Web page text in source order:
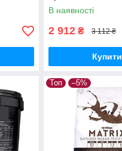
В наявності
2 912 ₴ 3 112 ₴
Купити
Топ –5%